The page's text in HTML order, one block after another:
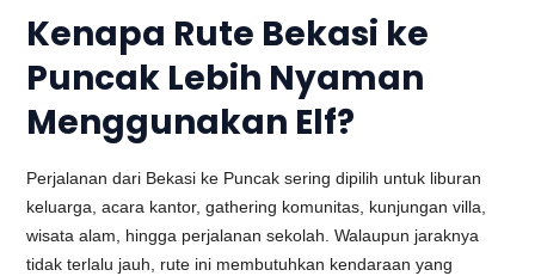
Kenapa Rute Bekasi ke
Puncak Lebih Nyaman
Menggunakan Elf?
Perjalanan dari Bekasi ke Puncak sering dipilih untuk liburan
keluarga, acara kantor, gathering komunitas, kunjungan villa,
wisata alam, hingga perjalanan sekolah. Walaupun jaraknya
tidak terlalu jauh, rute ini membutuhkan kendaraan yang